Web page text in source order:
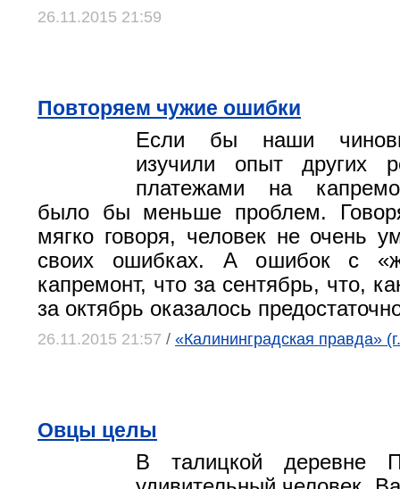
26.11.2015 21:59
Повторяем чужие ошибки
Если бы наши
изучили опыт других
платежами на
было бы меньше проблем.
мягко говоря, человек не очень
своих ошибках. А ошибок с
капремонт, что за сентябрь, что,
за октябрь оказалось
26.11.2015 21:57 / «Калининградская правда»
Овцы целы
В талицкой деревне